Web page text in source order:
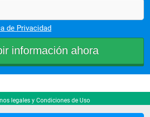
de Privacidad
legales y Condiciones de Uso